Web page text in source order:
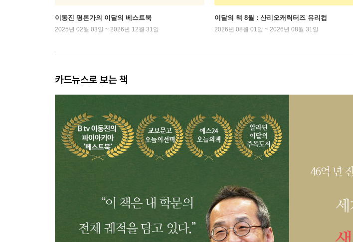
이동진 평론가의 이달의 베스트북
2025년 02월 03일 ~ 2026년 12월 31일
이달의 책 8월 : 산리오캐릭터즈 유리컵
2026년 08월 01일 ~ 2026년 08월 31일
카드뉴스로 보는 책